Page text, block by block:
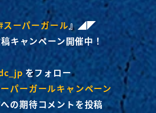
⠀
スーパーガール 』◢◤
キャンペーン開催中！
をフォロー
パーガールキャンペーン
の期待コメントを投稿